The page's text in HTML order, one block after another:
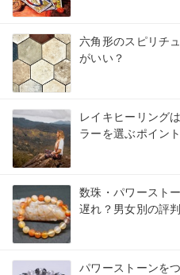
六角形のスピリチ
がいい？
レイキヒーリング
ラーを選ぶポイン
数珠・パワースト
遅れ？男女別の評
パワーストーンを